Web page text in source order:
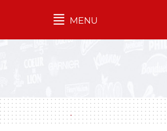
Qu'est-ce que l’Ilec
Campagnes
multimarques
MENU